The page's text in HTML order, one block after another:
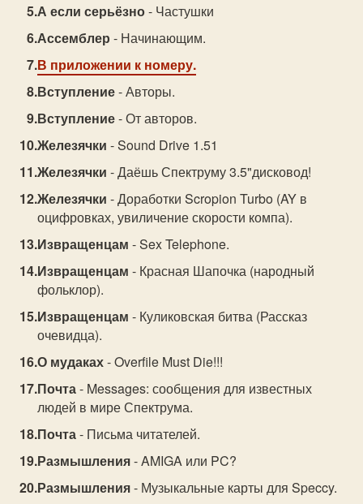
А если серьёзно- Частушки
Ассемблер - Начинающим.
В приложении к номеру.
Вступление- Авторы.
Вступление- От авторов.
Железячки - Sound Drive 1.51
Железячки - Даёшь Спектруму 3.5"дисковод!
Железячки - Доработки Scropion Turbo (AY в
оцифровках, увиличение скорости компа).
Извращенцам - Sex Telephone.
Извращенцам - Красная Шапочка (народный
фольклор).
Извращенцам - Куликовская битва (Рассказ
очевидца).
О мудаках- Overfile Must Die!!!
Почта- Messages: сообщения для известных
людей в мире Спектрума.
Почта- Письма читателей.
Размышления- AMIGA или PC?
Размышления- Музыкальные карты для Speccy.